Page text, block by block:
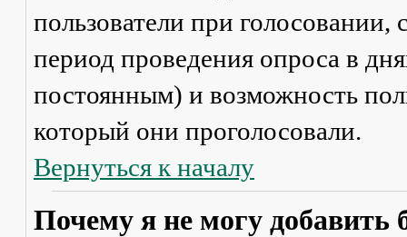
пользователи при
период проведения опроса в
постоянным) и возможность
который они проголосовали.
Вернуться к началу
Почему я не могу добавить